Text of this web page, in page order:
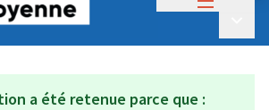
2024
déposés
a été retenue parce que :